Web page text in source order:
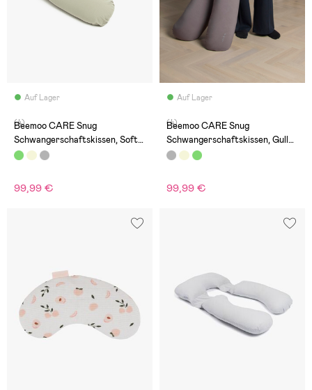
Auf Lager
(4)
Beemoo CARE Snug
Schwangerschaftskissen, Soft
Green
99,99 €
Auf Lager
(4)
Beemoo CARE Snug
Schwangerschaftskissen, Gull
Grey
99,99 €